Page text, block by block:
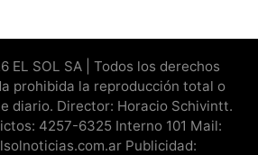
EL SOL SA | Todos los derechos
prohibida la reproducción total o
diario. Director: Horacio Schivintt.
4257-6325 Interno 101 Mail:
Publicidad: